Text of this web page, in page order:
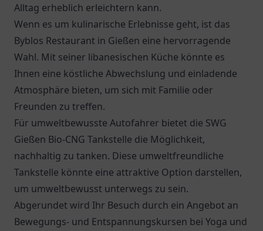
Alltag erheblich erleichtern kann.
Wenn es um kulinarische Erlebnisse geht, ist das
Byblos Restaurant in Gießen eine hervorragende
Wahl. Mit seiner libanesischen Küche könnte es
Ihnen eine köstliche Abwechslung und einladende
Atmosphäre bieten, um sich mit Familie oder
Freunden zu treffen.
Für umweltbewusste Autofahrer bietet die SWG
Gießen Bio-CNG Tankstelle die Möglichkeit,
nachhaltig zu tanken. Diese umweltfreundliche
Tankstelle könnte eine attraktive Option darstellen,
um umweltbewusst unterwegs zu sein.
Abgerundet wird Ihr Besuch durch ein Angebot an
Bewegungs- und Entspannungskursen bei Yoga und